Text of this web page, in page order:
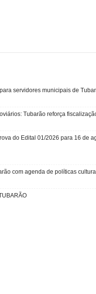
servidores municipais de
Tubarão reforça
do Edital 01/2026 para 16 de
com agenda de políticas